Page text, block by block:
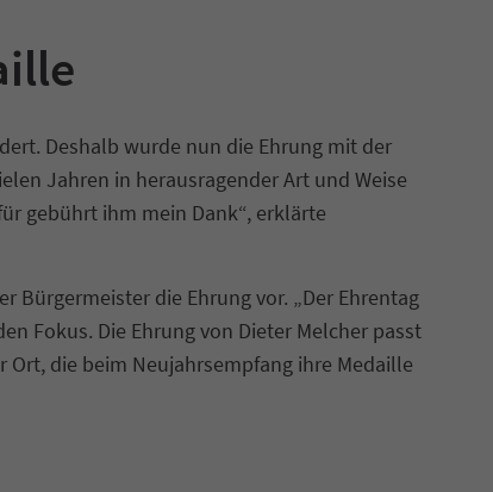
Deshalb wurde nun die Ehrung mit der
Jahren in herausragender Art und Weise
gebührt ihm mein Dank“, erklärte
Bürgermeister die Ehrung vor. „Der Ehrentag
Fokus. Die Ehrung von Dieter Melcher passt
Ort, die beim Neujahrsempfang ihre Medaille